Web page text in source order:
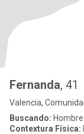
Fernanda, 41
Valencia,
Buscando:
Contextura Física: